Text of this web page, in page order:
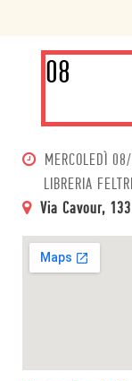
08
MERCOLEDÌ
LIBRERIA
Via Cavour, 133